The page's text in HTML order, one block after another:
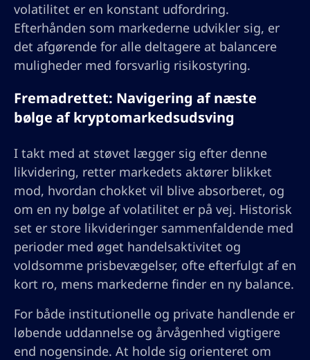
volatilitet er en konstant udfordring.
Efterhånden som markederne udvikler sig, er
det afgørende for alle deltagere at balancere
muligheder med forsvarlig risikostyring.
Fremadrettet: Navigering af næste
bølge af kryptomarkedsudsving
I takt med at støvet lægger sig efter denne
likvidering, retter markedets aktører blikket
mod, hvordan chokket vil blive absorberet, og
om en ny bølge af volatilitet er på vej. Historisk
set er store likvideringer sammenfaldende med
perioder med øget handelsaktivitet og
voldsomme prisbevægelser, ofte efterfulgt af en
kort ro, mens markederne finder en ny balance.
For både institutionelle og private handlende er
løbende uddannelse og årvågenhed vigtigere
end nogensinde. At holde sig orienteret om